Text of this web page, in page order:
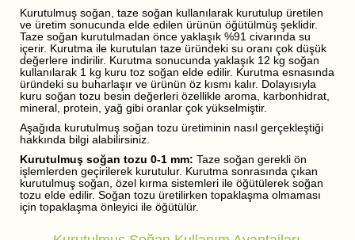
Kurutulmuş soğan, taze soğan kullanılarak kurutulup üretilen
ve üretim sonucunda elde edilen ürünün öğütülmüş şeklidir.
Taze soğan kurutulmadan önce yaklaşık %91 civarında su
içerir. Kurutma ile kurutulan taze üründeki su oranı çok düşük
değerlere indirilir. Kurutma sonucunda yaklaşık 12 kg soğan
kullanılarak 1 kg kuru toz soğan elde edilir. Kurutma esnasında
üründeki su buharlaşır ve ürünün öz kısmı kalır. Dolayısıyla
kuru soğan tozu besin değerleri özellikle aroma, karbonhidrat,
mineral, protein, yağ gibi oranlar çok yükselmiştir.
Aşağıda kurutulmuş soğan tozu üretiminin nasıl gerçekleştiği
hakkında bilgi alabilirsiniz.
Kurutulmuş soğan tozu 0-1 mm: Taze soğan gerekli ön
işlemlerden geçirilerek kurutulur. Kurutma sonrasında çıkan
kurutulmuş soğan, özel kırma sistemleri ile öğütülerek soğan
tozu elde edilir. Soğan tozu üretilirken topaklaşma olmaması
için topaklaşma önleyici ile öğütülür.